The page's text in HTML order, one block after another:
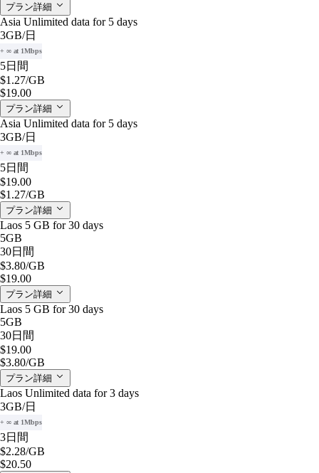
プラン詳細
Asia Unlimited data for 5 days
3GB/日
+ ∞ at 1Mbps
5日間
$1.27/GB
$19.00
プラン詳細
Asia Unlimited data for 5 days
3GB/日
+ ∞ at 1Mbps
5日間
$19.00
$1.27/GB
プラン詳細
Laos 5 GB for 30 days
5GB
30日間
$3.80/GB
$19.00
プラン詳細
Laos 5 GB for 30 days
5GB
30日間
$19.00
$3.80/GB
プラン詳細
Laos Unlimited data for 3 days
3GB/日
+ ∞ at 1Mbps
3日間
$2.28/GB
$20.50